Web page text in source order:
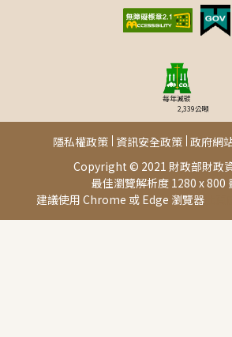
每年減碳
2,339公噸
Copyright © 2021 財政部財政
最佳瀏覽解析度 1280 x 800
建議使用 Chrome 或 Edge 瀏覽器此頁
隱私權政策 資訊安全政策 政府網